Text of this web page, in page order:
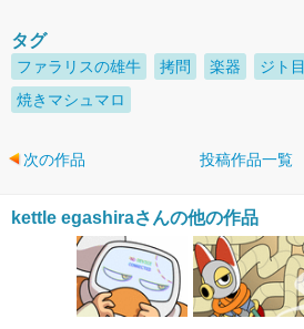
タグ
ファラリスの雄牛 拷問 楽器 ジト目
焼きマシュマロ
次の作品 投稿作品一覧
kettle egashiraさんの他の作品